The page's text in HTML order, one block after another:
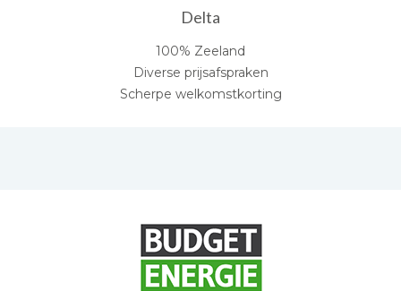
Delta
100% Zeeland
Diverse prijsafspraken
Scherpe welkomstkorting